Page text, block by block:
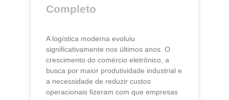
Completo
A logística moderna evoluiu
significativamente nos últimos anos. O
crescimento do comércio eletrônico, a
busca por maior produtividade industrial e
a necessidade de reduzir custos
operacionais fizeram com que empresas